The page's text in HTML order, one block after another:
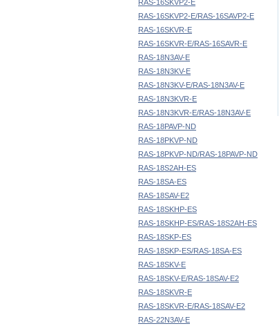
RAS-16SKVP2-E
RAS-16SKVP2-E/RAS-16SAVP2-E
RAS-16SKVR-E
RAS-16SKVR-E/RAS-16SAVR-E
RAS-18N3AV-E
RAS-18N3KV-E
RAS-18N3KV-E/RAS-18N3AV-E
RAS-18N3KVR-E
RAS-18N3KVR-E/RAS-18N3AV-E
RAS-18PAVP-ND
RAS-18PKVP-ND
RAS-18PKVP-ND/RAS-18PAVP-ND
RAS-18S2AH-ES
RAS-18SA-ES
RAS-18SAV-E2
RAS-18SKHP-ES
RAS-18SKHP-ES/RAS-18S2AH-ES
RAS-18SKP-ES
RAS-18SKP-ES/RAS-18SA-ES
RAS-18SKV-E
RAS-18SKV-E/RAS-18SAV-E2
RAS-18SKVR-E
RAS-18SKVR-E/RAS-18SAV-E2
RAS-22N3AV-E